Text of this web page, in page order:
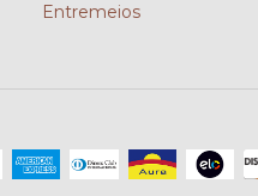
Entremeios